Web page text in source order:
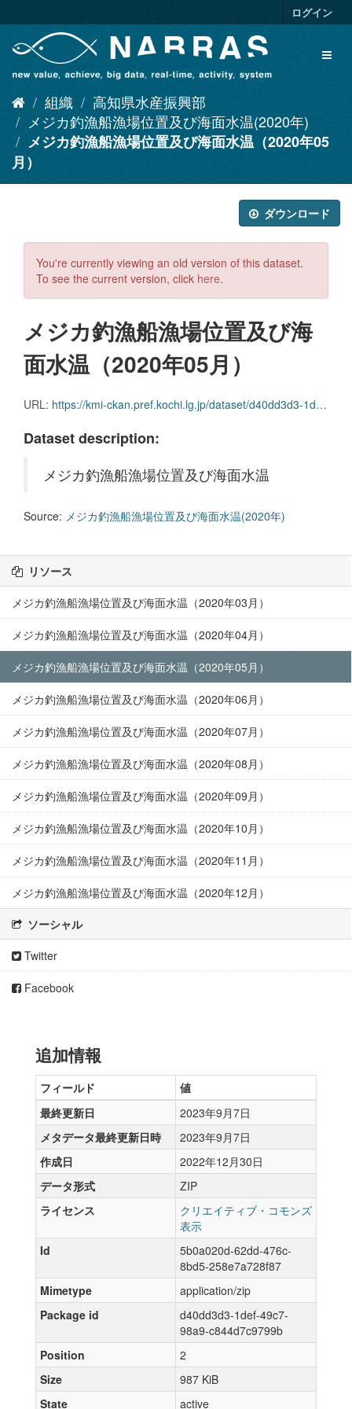
キ
ログイン
組織
高知県水産振興部
メジカ釣漁船漁場位置及び海面水温(2020年)
メジカ釣漁船漁場位置及び海面水温（2020年05
月）
ダウンロード
You're currently viewing an old version of this dataset.
To see the current version, click here.
メジカ釣漁船漁場位置及び海
面水温（2020年05月）
URL: https://kmi-ckan.pref.kochi.lg.jp/dataset/d40dd3d3-1def-49c7-98a9-c844d7c9799b/resource/5b0a020d-62dd-476c-8bd5-258e7a728f87/download/mejikatsuriryoufunegyojouichioyobikaimensuion2020-05.zip
Dataset description:
メジカ釣漁船漁場位置及び海面水温
Source: メジカ釣漁船漁場位置及び海面水温(2020年)
リソース
メジカ釣漁船漁場位置及び海面水温（2020年03月）
メジカ釣漁船漁場位置及び海面水温（2020年04月）
メジカ釣漁船漁場位置及び海面水温（2020年05月）
メジカ釣漁船漁場位置及び海面水温（2020年06月）
メジカ釣漁船漁場位置及び海面水温（2020年07月）
メジカ釣漁船漁場位置及び海面水温（2020年08月）
メジカ釣漁船漁場位置及び海面水温（2020年09月）
メジカ釣漁船漁場位置及び海面水温（2020年10月）
メジカ釣漁船漁場位置及び海面水温（2020年11月）
メジカ釣漁船漁場位置及び海面水温（2020年12月）
ソーシャル
Twitter
Facebook
追加情報
フィールド
値
最終更新日
2023年9月7日
メタデータ最終更新日時
2023年9月7日
作成日
2022年12月30日
データ形式
ZIP
ライセンス
クリエイティブ・コモンズ
表示
Id
5b0a020d-62dd-476c-
8bd5-258e7a728f87
Mimetype
application/zip
Package id
d40dd3d3-1def-49c7-
98a9-c844d7c9799b
Position
2
Size
987 KiB
State
active